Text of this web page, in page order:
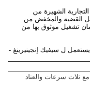
التجارية الشهيرة من
نقل القضية والمخفض من
تشغيل موثوق بها من
يستعمل ل سيفيك إنجينيرينغ -
القيادة مع ثلاث سرعات والعتاد